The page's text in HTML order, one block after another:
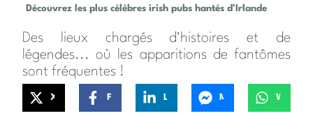
Découvrez les plus célèbres irish pubs hantés d’Irlande
Des lieux chargés d'histoires et de
légendes... où les apparitions de fantômes
sont fréquentes !